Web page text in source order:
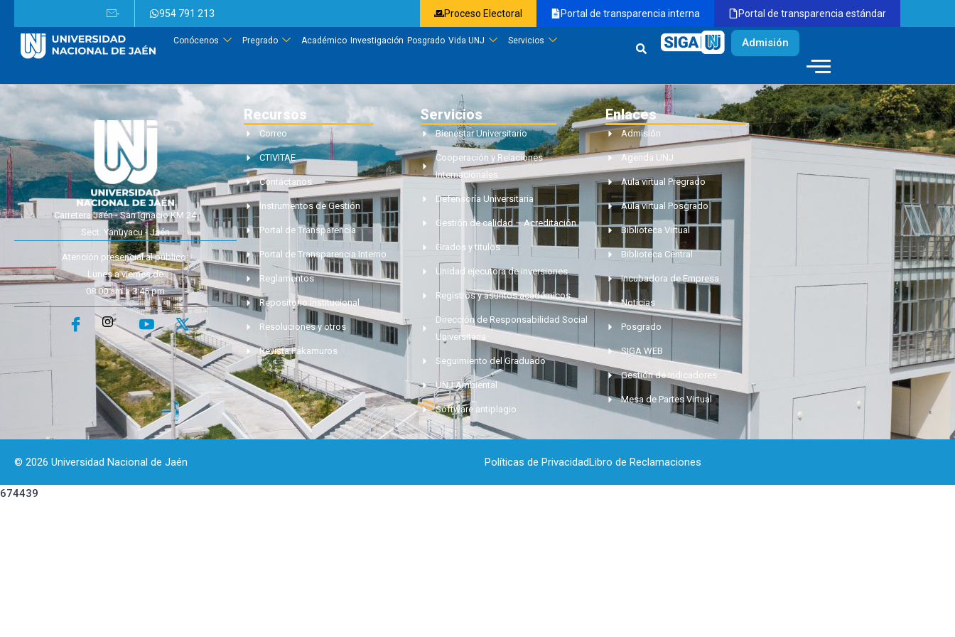
- 954 791 213 Proceso Electoral Portal de transparencia interna Portal de transparencia estándar
Conócenos Pregrado Académico Investigación Posgrado Vida UNJ Servicios Admisión
Carretera Jaén - San Ignacio KM 24
Sect. Yanuyacu - Jaén
Atención presencial al público:
Lunes a viernes de
08:00 am a 3:45 pm
Recursos
Correo
CTIVITAE
Contáctanos
Instrumentos de Gestión
Portal de Transparencia
Portal de Transparencia Interno
Reglamentos
Repositorio Institucional
Resoluciones y otros
Revista Pakamuros
Servicios
Bienestar Universitario
Cooperación y Relaciones
Internacionales
Defensoría Universitaria
Gestión de calidad – Acreditación
Grados y titulos
Unidad ejecutora de inversiones
Registros y asuntos académicos
Dirección de Responsabilidad Social
Universitaria
Seguimiento del Graduado
UNJ Ambiental
Software antiplagio
Enlaces
Admisión
Agenda UNJ
Aula virtual Pregrado
Aula virtual Posgrado
Biblioteca Virtual
Biblioteca Central
Incubadora de Empresa
Noticias
Posgrado
SIGA WEB
Gestión de Indicadores
Mesa de Partes Virtual
© 2026 Universidad Nacional de Jaén Políticas de PrivacidadLibro de Reclamaciones
674439